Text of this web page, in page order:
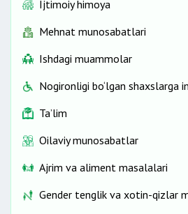
Ijtimoiy himoya
Mehnat munosabatlari
Ishdagi muammolar
Nogironligi bo‘lgan shaxslarga
Ta’lim
Oilaviy munosabatlar
Ajrim va aliment masalalari
Gender tenglik va xotin-qizlar